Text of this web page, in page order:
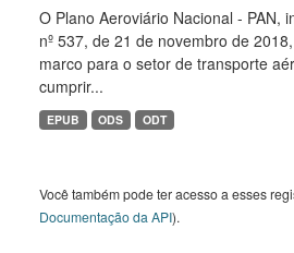
O Plano Aeroviário Nacional - PAN,
nº 537, de 21 de novembro de
marco para o setor de transporte
cumprir...
EPUB ODS ODT
Você também pode ter acesso a esses
Documentação da API).